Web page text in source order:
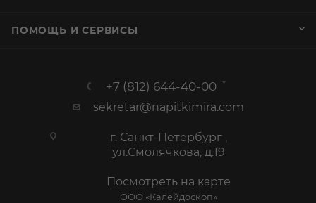
ПОМОЩЬ И СЕРВИСЫ
+7 (812) 644-40-00
sekretar@napitkimira.com
г. Санкт-Петербург ,
ул.Смолячкова, д.19
Посмотреть на карте
ООО «Калейдоскоп»